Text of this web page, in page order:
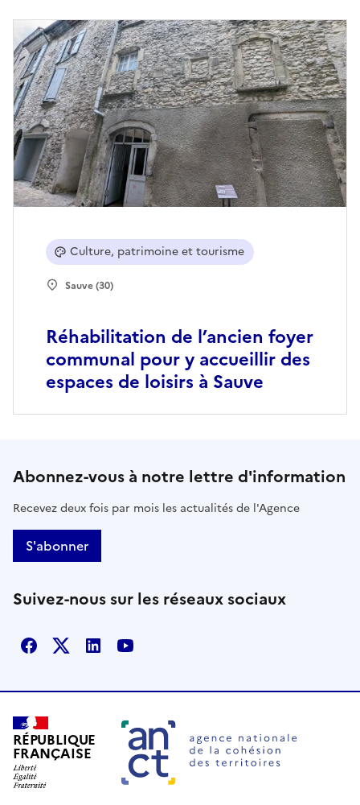
Réhabilitation de l’ancien foyer
communal pour y accueillir des
espaces de loisirs à Sauve
Culture, patrimoine et tourisme
Sauve (30)
Abonnez-vous à notre lettre d'information
Recevez deux fois par mois les actualités de l'Agence
S'abonner
Suivez-nous sur les réseaux sociaux
Facebook
X LinkedinYoutube
RÉPUBLIQUE
FRANÇAISE